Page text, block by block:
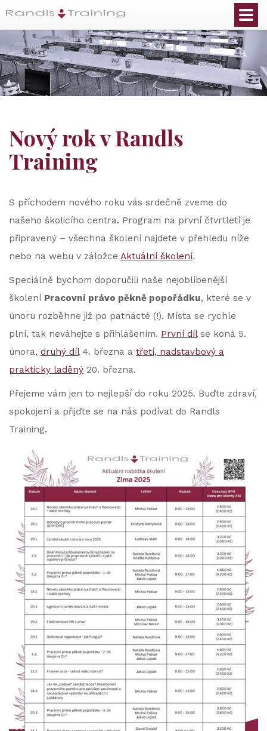
Nový rok v Randls
Training
S příchodem nového roku vás srdečně zveme do
našeho školicího centra. Program na první čtvrtletí je
připravený – všechna školení najdete v přehledu níže
nebo na webu v záložce Aktuální školení.
Speciálně bychom doporučili naše nejoblíbenější
školení Pracovní právo pěkně popořádku, které se v
únoru rozběhne již po patnácté (!). Místa se rychle
plní, tak neváhejte s přihlášením. První dílse koná 5.
února, druhý díl4. března a třetí, nadstavbový a
prakticky laděný 20. března.
Přejeme vám jen to nejlepší do roku 2025. Buďte zdraví,
spokojení a přijďte se na nás podívat do Randls
Training.